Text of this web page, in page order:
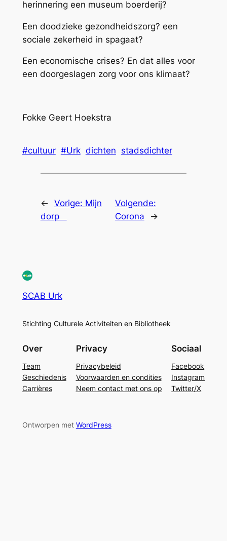
herinnering een museum boerderij?
Een doodzieke gezondheidszorg? een
sociale zekerheid in spagaat?
Een economische crises? En dat alles voor
een doorgeslagen zorg voor ons klimaat?
Fokke Geert Hoekstra
#cultuur #Urk dichten stadsdichter
← Vorige: Mijn
dorp
Volgende:
Corona
→
SCAB Urk
Stichting Culturele Activiteiten en Bibliotheek
Over
Team
Geschiedenis
Carrières
Privacy
Privacybeleid
Voorwaarden en condities
Neem contact met ons op
Sociaal
Facebook
Instagram
Twitter/X
Ontworpen met WordPress